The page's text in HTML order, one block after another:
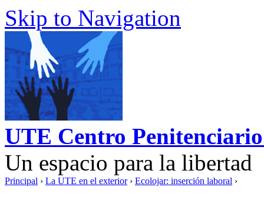
Skip to Navigation
UTE Centro
Un espacio para la libertad
Principal › La UTE en el exterior› Ecolojar: inserción laboral ›